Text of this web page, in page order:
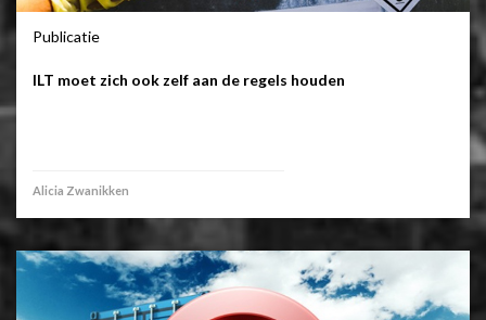
Publicatie
ILT moet zich ook zelf aan de regels houden
Alicia Zwanikken